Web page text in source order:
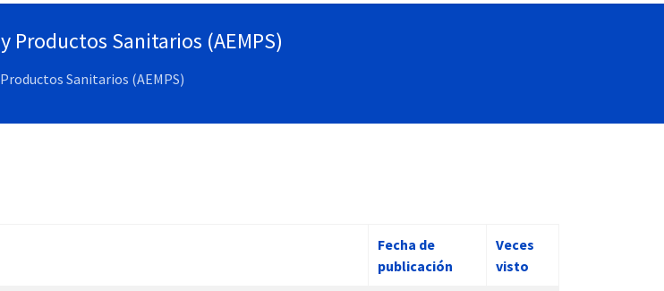
Productos Sanitarios (AEMPS)
Sanitarios (AEMPS)
Fecha de
publicación
Veces
visto